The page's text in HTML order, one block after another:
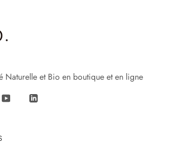
Naturelle et Bio en boutique et en ligne